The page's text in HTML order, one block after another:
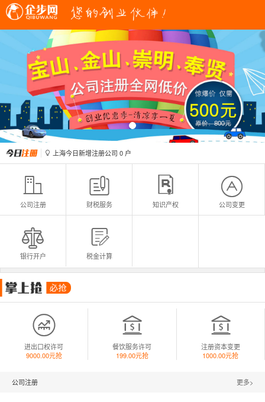
上海今日新增变更公司0户
 上海今日新增变更公司 0户
上海今日新增注册公司0户

公司注册

财税服务

知识产权

公司变更

银行开户

税金计算

进出口权许可
9000.00元抢

餐饮服务许可
199.00元抢

注册资本变更
1000.00元抢
公司注册 更多>